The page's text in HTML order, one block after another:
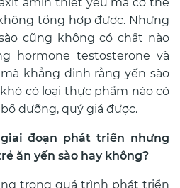
amin thiết yếu mà cơ thể
tổng hợp được. Nhưng
cũng không có chất nào
hormone testosterone và
khẳng định rằng yến sào
có loại thực phẩm nào có
dưỡng, quý giá được.
đoạn phát triển nhưng
ăn yến sào hay không?
trong quá trình phát triển